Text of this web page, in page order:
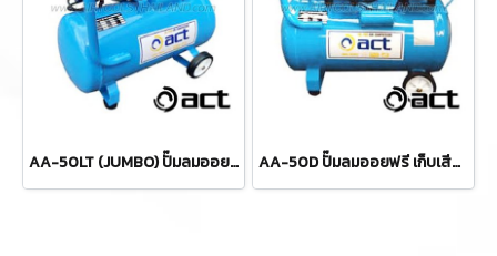
AA-50LT (JUMBO) ปั๊มลมออยฟรี เก็บเสียงไร้น้ำมัน ขนาด 50 ลิตร 550W/1400RPM/65DB NOISE ACT AA-50D ปั๊มลมออยฟรี เก็บเสียงไร้น้ำมัน ขนาด 24 ลิตร 1100W/1400RPM/60DB NOISE ACT